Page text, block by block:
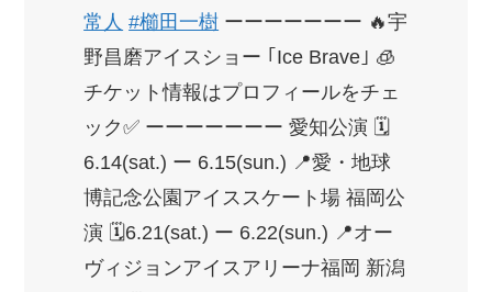
常人 #櫛田一樹 ーーーーーーー 🔥宇
野昌磨アイスショー ｢Ice Brave｣ 🧊
チケット情報はプロフィールをチェ
ック✅ ーーーーーーー 愛知公演 🗓️
6.14(sat.) ー 6.15(sun.) 📍愛・地球
博記念公園アイススケート場 福岡公
演 🗓️6.21(sat.) ー 6.22(sun.) 📍オー
ヴィジョンアイスアリーナ福岡 新潟